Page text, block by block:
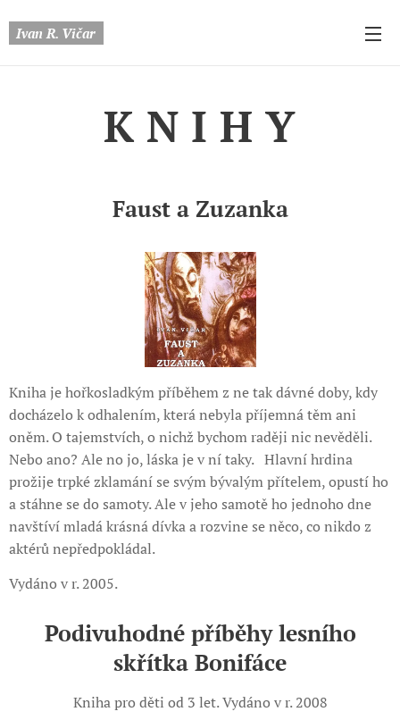
Ivan R. Vičar
K N I H Y
Faust a Zuzanka
Kniha je hořkosladkým příběhem z ne tak dávné doby, kdy
docházelo k odhalením, která nebyla příjemná těm ani
oněm. O tajemstvích, o nichž bychom raději nic nevěděli.
Nebo ano? Ale no jo, láska je v ní taky. Hlavní hrdina
prožije trpké zklamání se svým bývalým přítelem, opustí ho
a stáhne se do samoty. Ale v jeho samotě ho jednoho dne
navštíví mladá krásná dívka a rozvine se něco, co nikdo z
aktérů nepředpokládal.
Vydáno v r. 2005.
Podivuhodné příběhy lesního
skřítka Bonifáce
Kniha pro děti od 3 let. Vydáno v r. 2008